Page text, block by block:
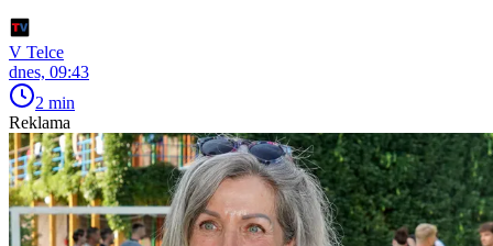
V Telce
dnes, 09:43
2 min
Reklama